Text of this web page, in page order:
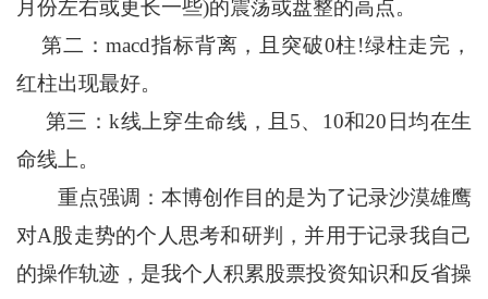
月份左右或更长一些)的震荡或盘整的高点。
第二：macd指标背离，且突破0柱!绿柱走完，
红柱出现最好。
第三：k线上穿生命线，且5、10和20日均在生
命线上。
重点强调：本博创作目的是为了记录沙漠雄鹰
对A股走势的个人思考和研判，并用于记录我自己
的操作轨迹，是我个人积累股票投资知识和反省操